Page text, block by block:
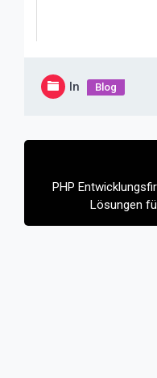
In Blog
PHP
Lösungen